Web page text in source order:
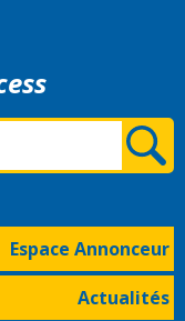
Espace Annonceur
Actualités